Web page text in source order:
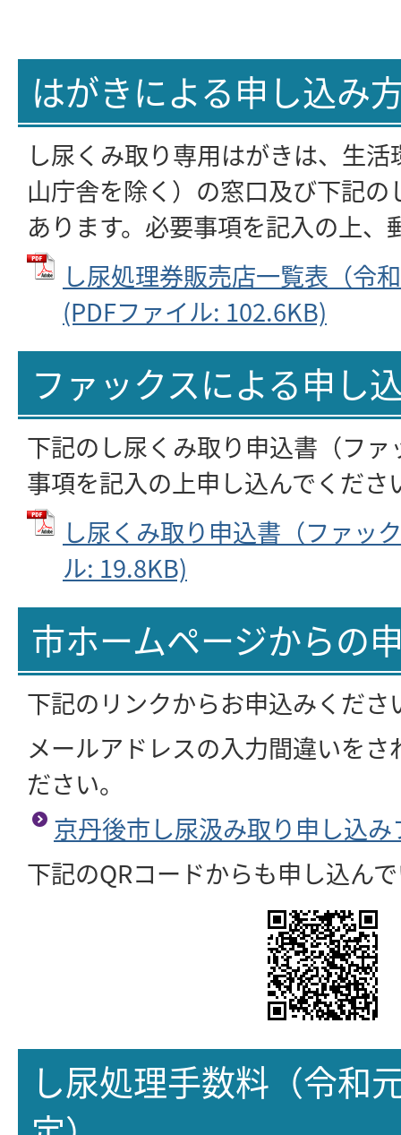
はがきによる申し込み
し尿くみ取り専用はがきは、生
山庁舎を除く）の窓口及び下記
あります。必要事項を記入の上、
し尿処理券販売店一覧表（令
(PDFファイル: 102.6KB)
ファックスによる申し
下記のし尿くみ取り申込書（ファ
事項を記入の上申し込んでくださ
し尿くみ取り申込書（ファッ
ル: 19.8KB)
市ホームページからの
下記のリンクからお申込みくださ
メールアドレスの入力間違いを
ださい。
京丹後市し尿汲み取り申し込み
下記のQRコードからも申し込ん
し尿処理手数料（令和